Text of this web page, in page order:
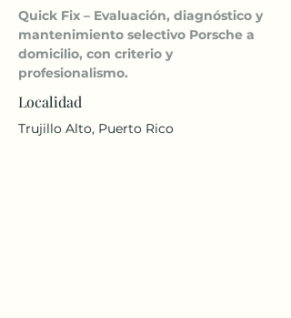
Quick Fix – Evaluación, diagnóstico y
mantenimiento selectivo Porsche a
domicilio, con criterio y
profesionalismo.
Localidad
Trujillo Alto, Puerto Rico